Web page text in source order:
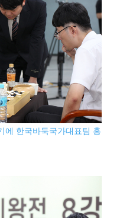
에 한국바둑국가대표팀 홍